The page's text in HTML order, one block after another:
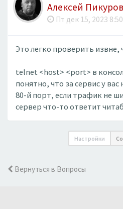
Алексей Пикуров
Пт дек 15, 2023
Это легко проверить извне,
telnet <host> <port> в
понятно, что за сервис у
80-й порт, если трафик не
сервер что-то ответит
Настройки
Вернуться в Вопросы